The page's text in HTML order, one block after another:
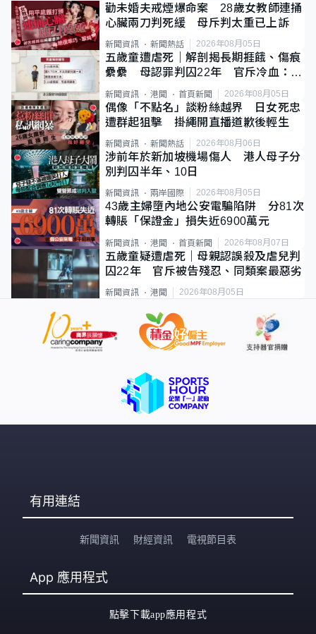
勸未婚夫戒煙爆命案 28歲女教師連捅
心臟兩刀判死緩 母斥判太重已上訴
新聞資訊 新聞熱話 2026年08月05日
五歲童遭虐死｜解剖揭長期捱餓、傷痕
纍纍 母認罪判囚22年 官斥冷血：同
類案最惡劣
新聞資訊 港聞 首頁新聞 2026年08月05日
偶像「不點名」談粉絲越界 日女死忠
遭群起狙擊 掛繩開直播道歉後輕生
新聞資訊 新聞熱話 2026年08月06日
涉前年於新加坡機場傷人 港人母子分
別判囚半年、10日
新聞資訊 兩岸國際 2026年08月05日
43歲主婦墮內地公安電騙陷阱 分81次
轉賬「保證金」損失近6900萬元
新聞資訊 港聞 首頁新聞 2026年08月07日
五歲童疑遭虐死｜母親認誤殺及虐兒判
囚22年 官斥被告殘忍、同類案最惡劣
新聞資訊 港聞 2026年08月05日
有用連結
新聞資訊 財經資訊 電視節目表
App 應用程式
點擊下載app應用程式